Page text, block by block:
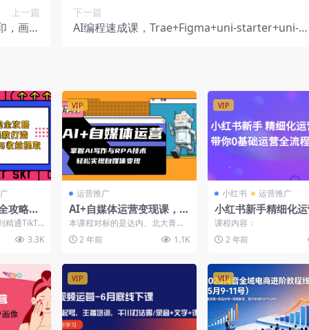
上一篇
，画质
下一篇
AI编程速成课，Trae+Figma+uni-starter+uni-a
攻略：
打造，
收益
精通TikTo
3.3K
VIP
运营推广
AI+自媒体运营变现课，掌
握AI写作与RPA技术，轻
松实现自媒体变现
本课程对标的是达内、北大青鸟
这类业内顶尖职业培训机构的同
类课程。自媒体的写作，已...
2 年前 1.1K
VIP
小红书 运营推广
小红书新手精细化
程，带你0基础运营
（41节视频课）
课程内容：
2 年前
VIP VIP